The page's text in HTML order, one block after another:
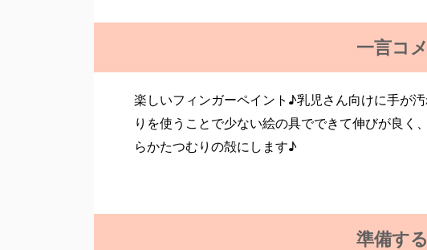
一言コ
楽しいフィンガーペイント♪乳児さん向けに手が
りを使うことで少ない絵の具でできて伸びが良く
らかたつむりの殻にします♪
準備す